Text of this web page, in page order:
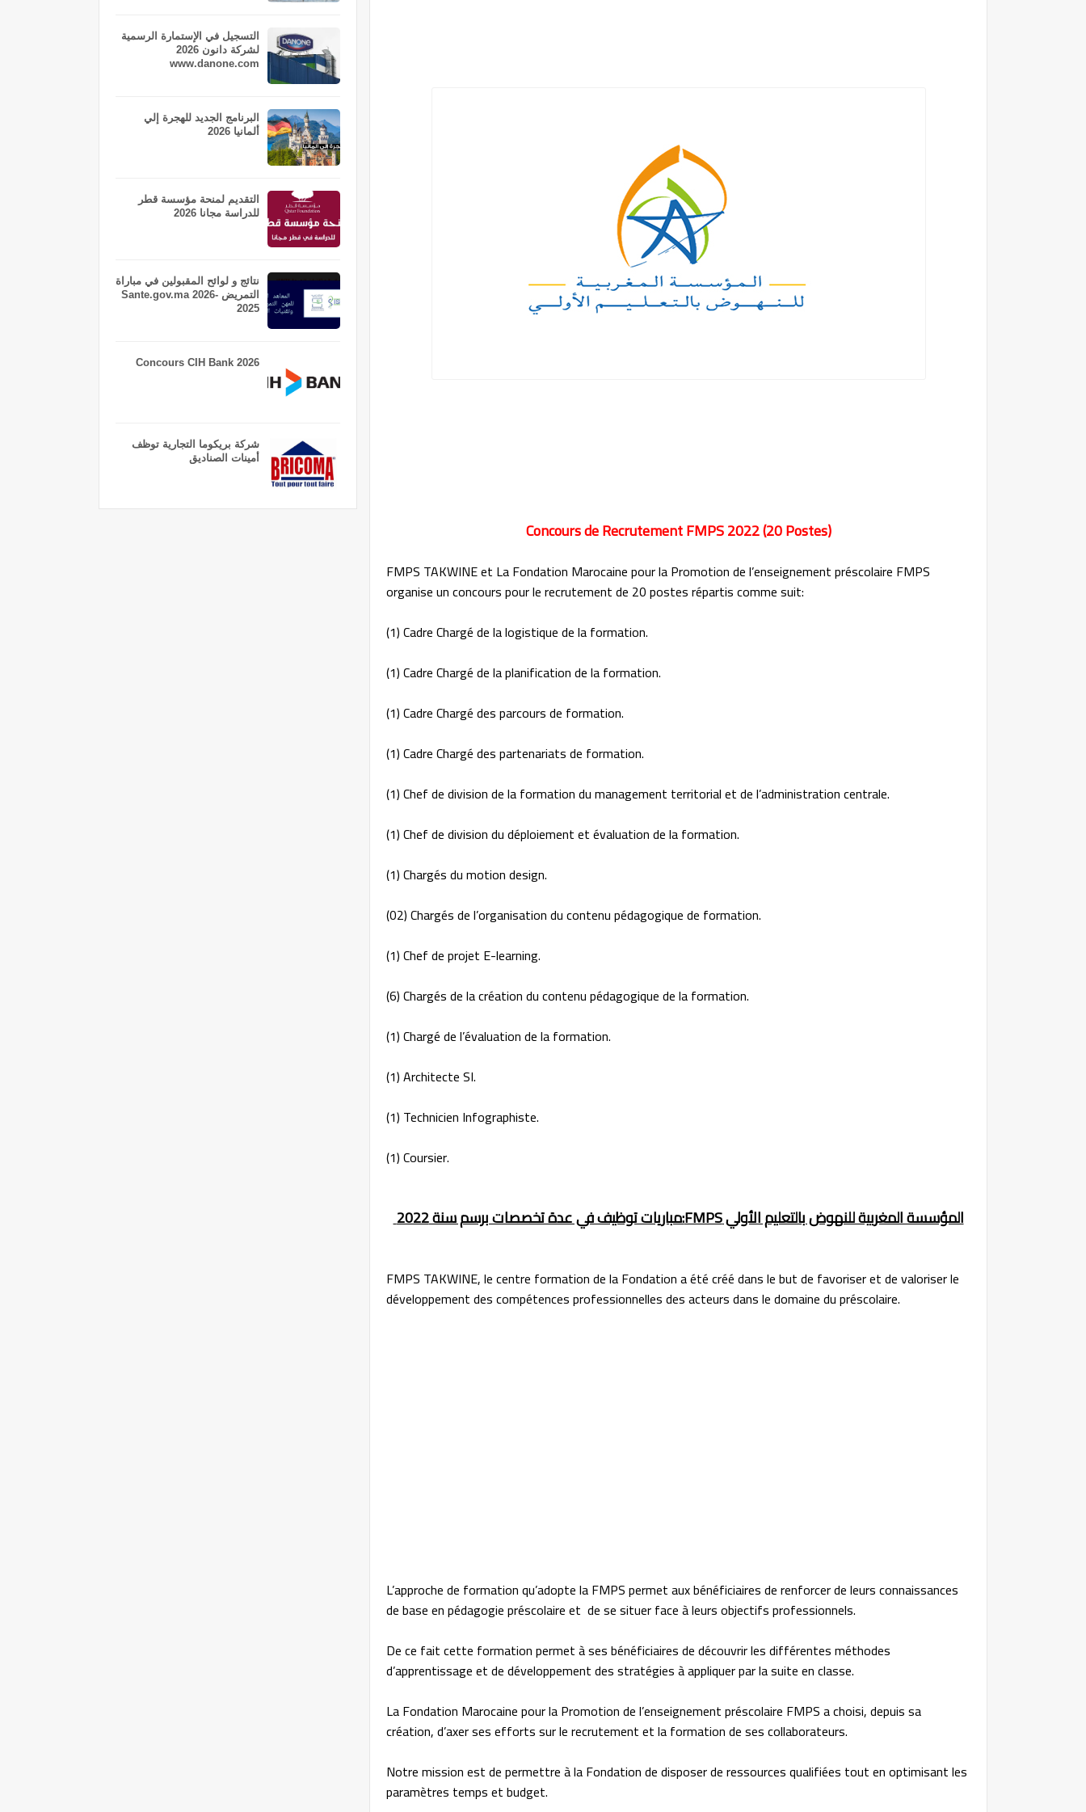
Concours de Recrutement FMPS 2022 (20 Postes)
FMPS TAKWINE et La Fondation Marocaine pour la Promotion de l’enseignement préscolaire FMPS
organise un concours pour le recrutement de 20 postes répartis comme suit:
(1) Cadre Chargé de la logistique de la formation.
(1) Cadre Chargé de la planification de la formation.
(1) Cadre Chargé des parcours de formation.
(1) Cadre Chargé des partenariats de formation.
(1) Chef de division de la formation du management territorial et de l’administration centrale.
(1) Chef de division du déploiement et évaluation de la formation.
(1) Chargés du motion design.
(02) Chargés de l’organisation du contenu pédagogique de formation.
(1) Chef de projet E-learning.
(6) Chargés de la création du contenu pédagogique de la formation.
(1) Chargé de l’évaluation de la formation.
(1) Architecte SI.
(1) Technicien Infographiste.
(1) Coursier.
المؤسسة المغربية للنهوض بالتعليم الأولي FMPS:مباريات توظيف في عدة تخصصات برسم سنة 2022
FMPS TAKWINE, le centre formation de la Fondation a été créé dans le but de favoriser et de valoriser le
développement des compétences professionnelles des acteurs dans le domaine du préscolaire.
L’approche de formation qu’adopte la FMPS permet aux bénéficiaires de renforcer de leurs connaissances
de base en pédagogie préscolaire et de se situer face à leurs objectifs professionnels.
De ce fait cette formation permet à ses bénéficiaires de découvrir les différentes méthodes
d’apprentissage et de développement des stratégies à appliquer par la suite en classe.
La Fondation Marocaine pour la Promotion de l’enseignement préscolaire FMPS a choisi, depuis sa
création, d’axer ses efforts sur le recrutement et la formation de ses collaborateurs.
Notre mission est de permettre à la Fondation de disposer de ressources qualifiées tout en optimisant les
paramètres temps et budget.
التسجيل في الإستمارة الرسمية
لشركة دانون 2026
www.danone.com
البرنامج الجديد للهجرة إلي
ألمانيا 2026
التقديم لمنحة مؤسسة قطر
للدراسة مجانا 2026
نتائج و لوائح المقبولين في مباراة
التمريض Sante.gov.ma 2026-
2025
Concours CIH Bank 2026
شركة بريكوما التجارية توظف
أمينات الصناديق